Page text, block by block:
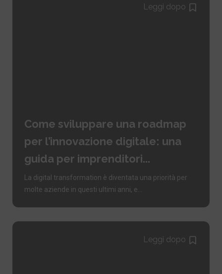
Leggi dopo
Come sviluppare una roadmap
per l’innovazione digitale: una
guida per imprenditori...
La digital transformation è diventata una priorità per
molte aziende in questi ultimi anni, e...
Leggi dopo